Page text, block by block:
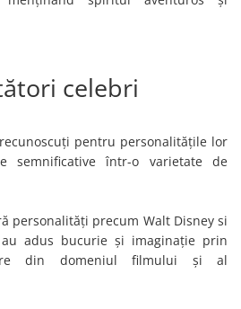
celebri
pentru personalitățile lor
semnificative într-o varietate de
personalități precum Walt Disney si
au adus bucurie și imaginație prin
din domeniul filmului și al